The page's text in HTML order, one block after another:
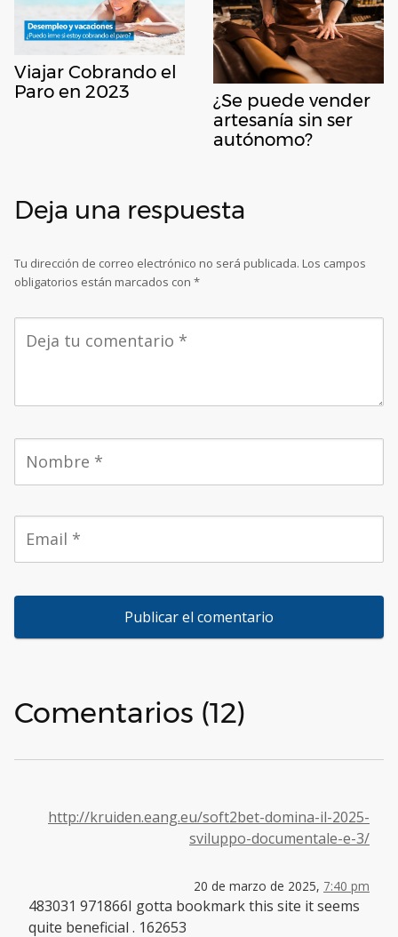
Viajar Cobrando el
Paro en 2023
¿Se puede vender
artesanía sin ser
autónomo?
Deja una respuesta
Tu dirección de correo electrónico no será publicada. Los campos
obligatorios están marcados con *
Comentarios (12)
http://kruiden.eang.eu/soft2bet-domina-il-2025-
sviluppo-documentale-e-3/
20 de marzo de 2025, 7:40 pm
483031 971866I gotta bookmark this site it seems
quite beneficial . 162653